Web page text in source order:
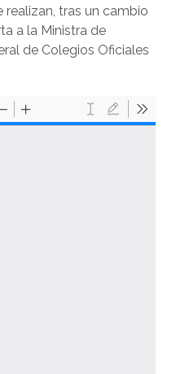
tras un cambio
a la Ministra de
de Colegios Oficiales